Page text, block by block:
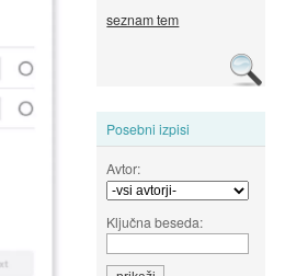
seznam tem
Posebni izpisi
Avtor:
Ključna beseda: